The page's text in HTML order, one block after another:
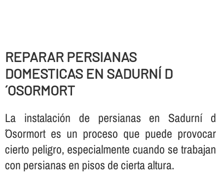
REPARAR PERSIANAS
DOMESTICAS EN SADURNÍ D
´OSORMORT
La instalación de persianas en Sadurní d
´Osormort es un proceso que puede provocar
cierto peligro, especialmente cuando se trabajan
con persianas en pisos de cierta altura.